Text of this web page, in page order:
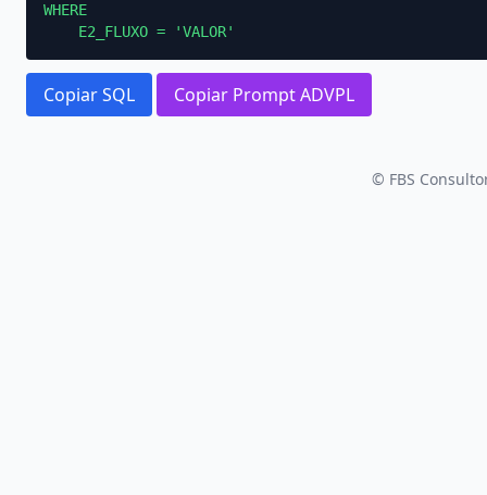
WHERE
    E2_FLUXO = 'VALOR'
Copiar SQL Copiar Prompt ADVPL
© FBS